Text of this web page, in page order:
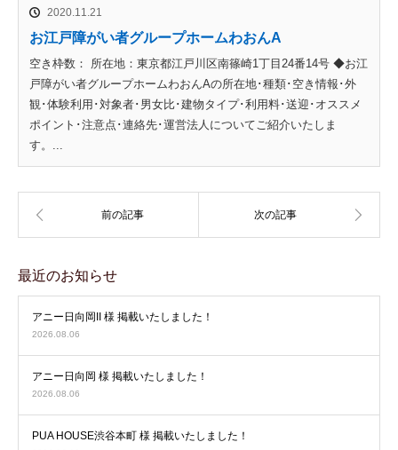
2020.11.21
お江戸障がい者グループホームわおんA
空き枠数： 所在地：東京都江戸川区南篠崎1丁目24番14号 ◆お江
戸障がい者グループホームわおんAの所在地･種類･空き情報･外
観･体験利用･対象者･男女比･建物タイプ･利用料･送迎･オススメ
ポイント･注意点･連絡先･運営法人についてご紹介いたしま
す。...
最近のお知らせ
アニー日向岡II 様 掲載いたしました！
2026.08.06
アニー日向岡 様 掲載いたしました！
2026.08.06
PUA HOUSE渋谷本町 様 掲載いたしました！